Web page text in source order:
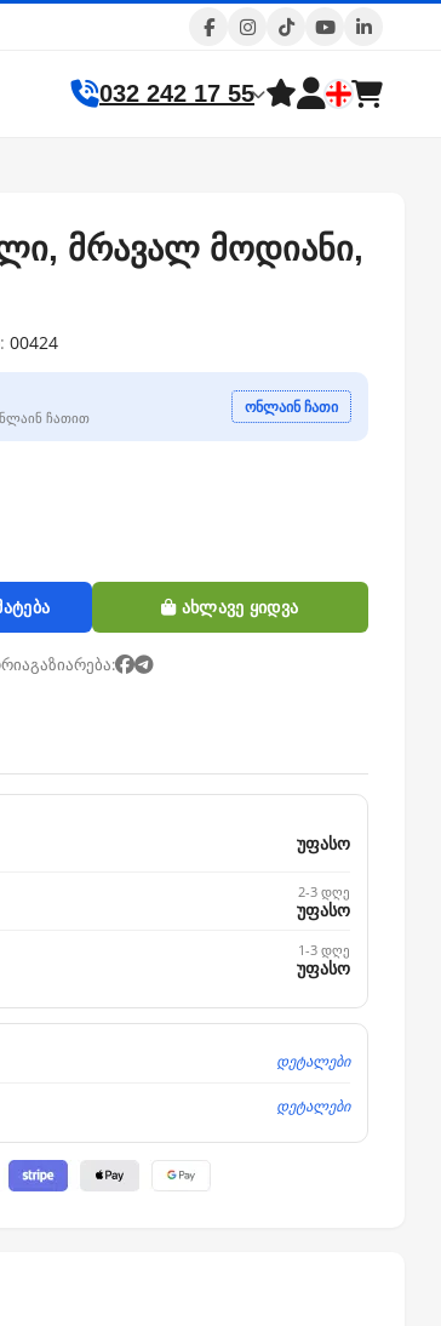
032 242 17 55
მრავალ მოდიანი,
00424
ჩათით
ონლაინ ჩათი
ახლავე ყიდვა
გაზიარება:
უფასო
2-3 დღე
უფასო
1-3 დღე
უფასო
დეტალები
დეტალები